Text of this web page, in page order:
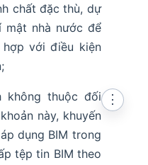
chất đặc thù, dự
mật nhà nước để
với điều kiện
thuộc đối
này, khuyến
dụng BIM trong
tệp tin BIM theo
⋮